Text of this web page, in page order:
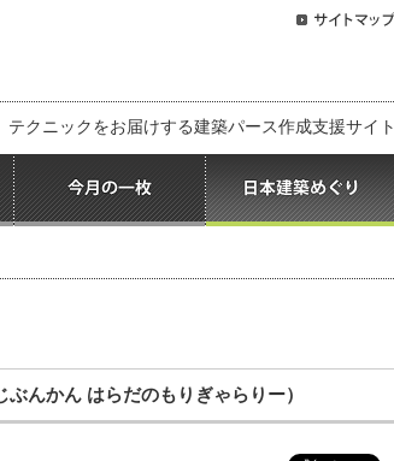
テクニックをお届けする建築パース作成支援サイト
んかん はらだのもりぎゃらりー）